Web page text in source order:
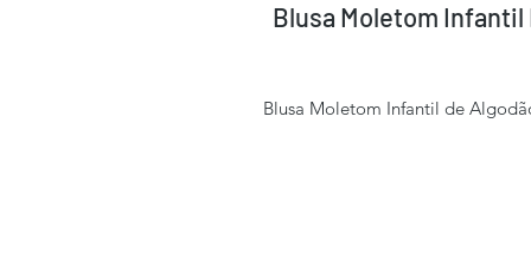
Blusa Moletom Infantil
Blusa Moletom Infantil de